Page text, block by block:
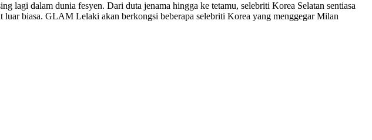
lagi dalam dunia fesyen. Dari duta jenama hingga ke tetamu, selebriti Korea Selatan sentiasa
biasa. GLAM Lelaki akan berkongsi beberapa selebriti Korea yang menggegar Milan